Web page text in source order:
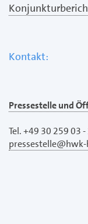
Kontakt:
Pressestelle und
Tel. +49 30 259 03